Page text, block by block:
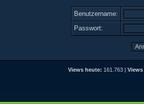
Benutzername:
Passwort:
Views heute: 161.763 |